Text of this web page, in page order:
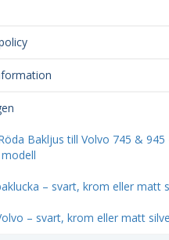
Bakljus till Volvo 745 &
– svart, krom eller matt
– svart, krom eller matt